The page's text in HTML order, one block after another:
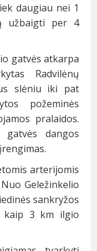
daugiau nei 1
užbaigti per 4
gatvės atkarpa
Radvilėnų
slėniu iki pat
požeminės
pralaidos.
dangos
arterijomis
Geležinkelio
sankryžos
kaip 3 km ilgio